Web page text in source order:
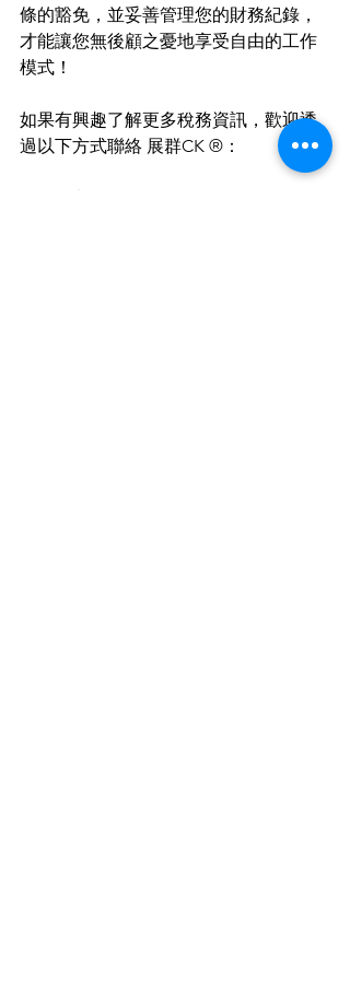
條的豁免，並妥善管理您的財務紀錄，
才能讓您無後顧之憂地享受自由的工作
模式！
如果有興趣了解更多稅務資訊，歡迎透
過以下方式聯絡 展群CK ®：